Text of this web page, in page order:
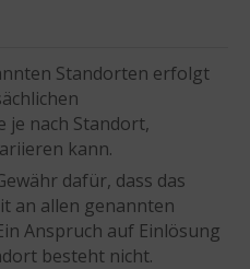
Standorten erfolgt
je nach Standort,
kann.
dafür, dass das
an allen genannten
Anspruch auf Einlösung
besteht nicht.